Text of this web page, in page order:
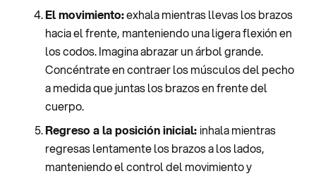
El movimiento:exhala mientras llevas los brazos
hacia el frente, manteniendo una ligera flexión en
los codos. Imagina abrazar un árbol grande.
Concéntrate en contraer los músculos del pecho
a medida que juntas los brazos en frente del
cuerpo.
Regreso a la posición inicial: inhala mientras
regresas lentamente los brazos a los lados,
manteniendo el control del movimiento y